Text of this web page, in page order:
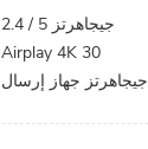
جيجابايت 32 جيجابايت
واي فاي المسرح
المنزلي
2.4 / 5 جيجاهرتز
Airplay 4K 30
جيجاهرتز جهاز إرسال